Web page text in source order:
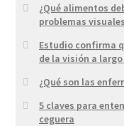
¿Qué alimentos
problemas
Estudio confirma
de la visión a
¿Qué son las
5 claves para
ceguera